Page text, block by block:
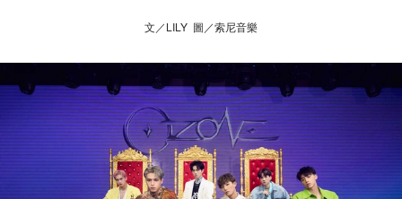
文／LILY 圖／索尼音樂